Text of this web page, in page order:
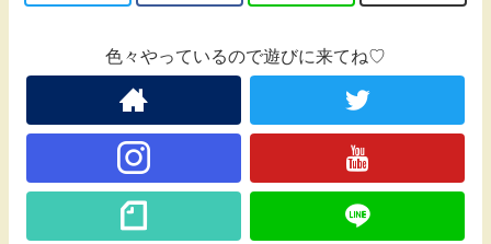
色々やっているので遊びに来てね♡